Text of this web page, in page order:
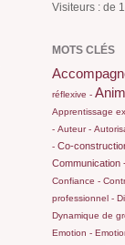
Visiteurs : de
MOTS CLÉS
réflexive -
Apprentissage
- Auteur -
- Co-
Communication
Confiance -
professionnel -
Dynamique de
Emotion -